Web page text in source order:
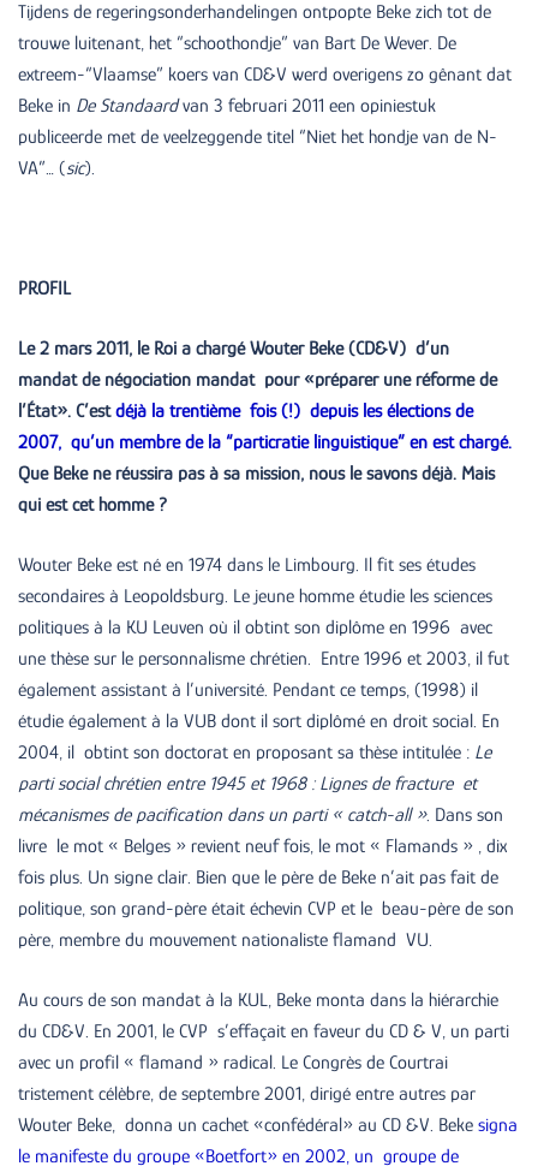
Tijdens de regeringsonderhandelingen ontpopte Beke zich tot de
trouwe luitenant, het “schoothondje” van Bart De Wever. De
extreem-“Vlaamse” koers van CD&V werd overigens zo gênant dat
Beke in De Standaardvan 3 februari 2011 een opiniestuk
publiceerde met de veelzeggende titel “Niet het hondje van de N-
VA”… (sic).
PROFIL
Le 2 mars 2011, le Roi a chargé Wouter Beke (CD&V) d’un
mandat de négociation mandat pour «préparer une réforme de
l’État». C’estdéjà la trentième fois (!) depuis les élections de
2007, qu’un membre de la “particratie linguistique” en est chargé.
Que Beke ne réussira pas à sa mission, nous le savons déjà. Mais
qui est cet homme ?
Wouter Beke est né en 1974 dans le Limbourg. Il fit ses études
secondaires à Leopoldsburg. Le jeune homme étudie les sciences
politiques à la KU Leuven où il obtint son diplôme en 1996 avec
une thèse sur le personnalisme chrétien. Entre 1996 et 2003, il fut
également assistant à l’université. Pendant ce temps, (1998) il
étudie également à la VUB dont il sort diplômé en droit social. En
2004, il obtint son doctorat en proposant sa thèse intitulée : Le
parti social chrétien entre 1945 et 1968 : Lignes de fracture et
mécanismes de pacification dans un parti « catch-all ». Dans son
livre le mot « Belges » revient neuf fois, le mot « Flamands » , dix
fois plus. Un signe clair. Bien que le père de Beke n’ait pas fait de
politique, son grand-père était échevin CVP et le beau-père de son
père, membre du mouvement nationaliste flamand VU.
Au cours de son mandat à la KUL, Beke monta dans la hiérarchie
du CD&V. En 2001, le CVP s’effaçait en faveur du CD & V, un parti
avec un profil « flamand » radical. Le Congrès de Courtrai
tristement célèbre, de septembre 2001, dirigé entre autres par
Wouter Beke, donna un cachet «confédéral» au CD &V. Beke signa
le manifeste du groupe «Boetfort» en 2002, un groupe de